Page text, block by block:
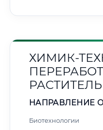
ХИМИК-
НАПРАВЛЕНИЕ
Биотехнологии